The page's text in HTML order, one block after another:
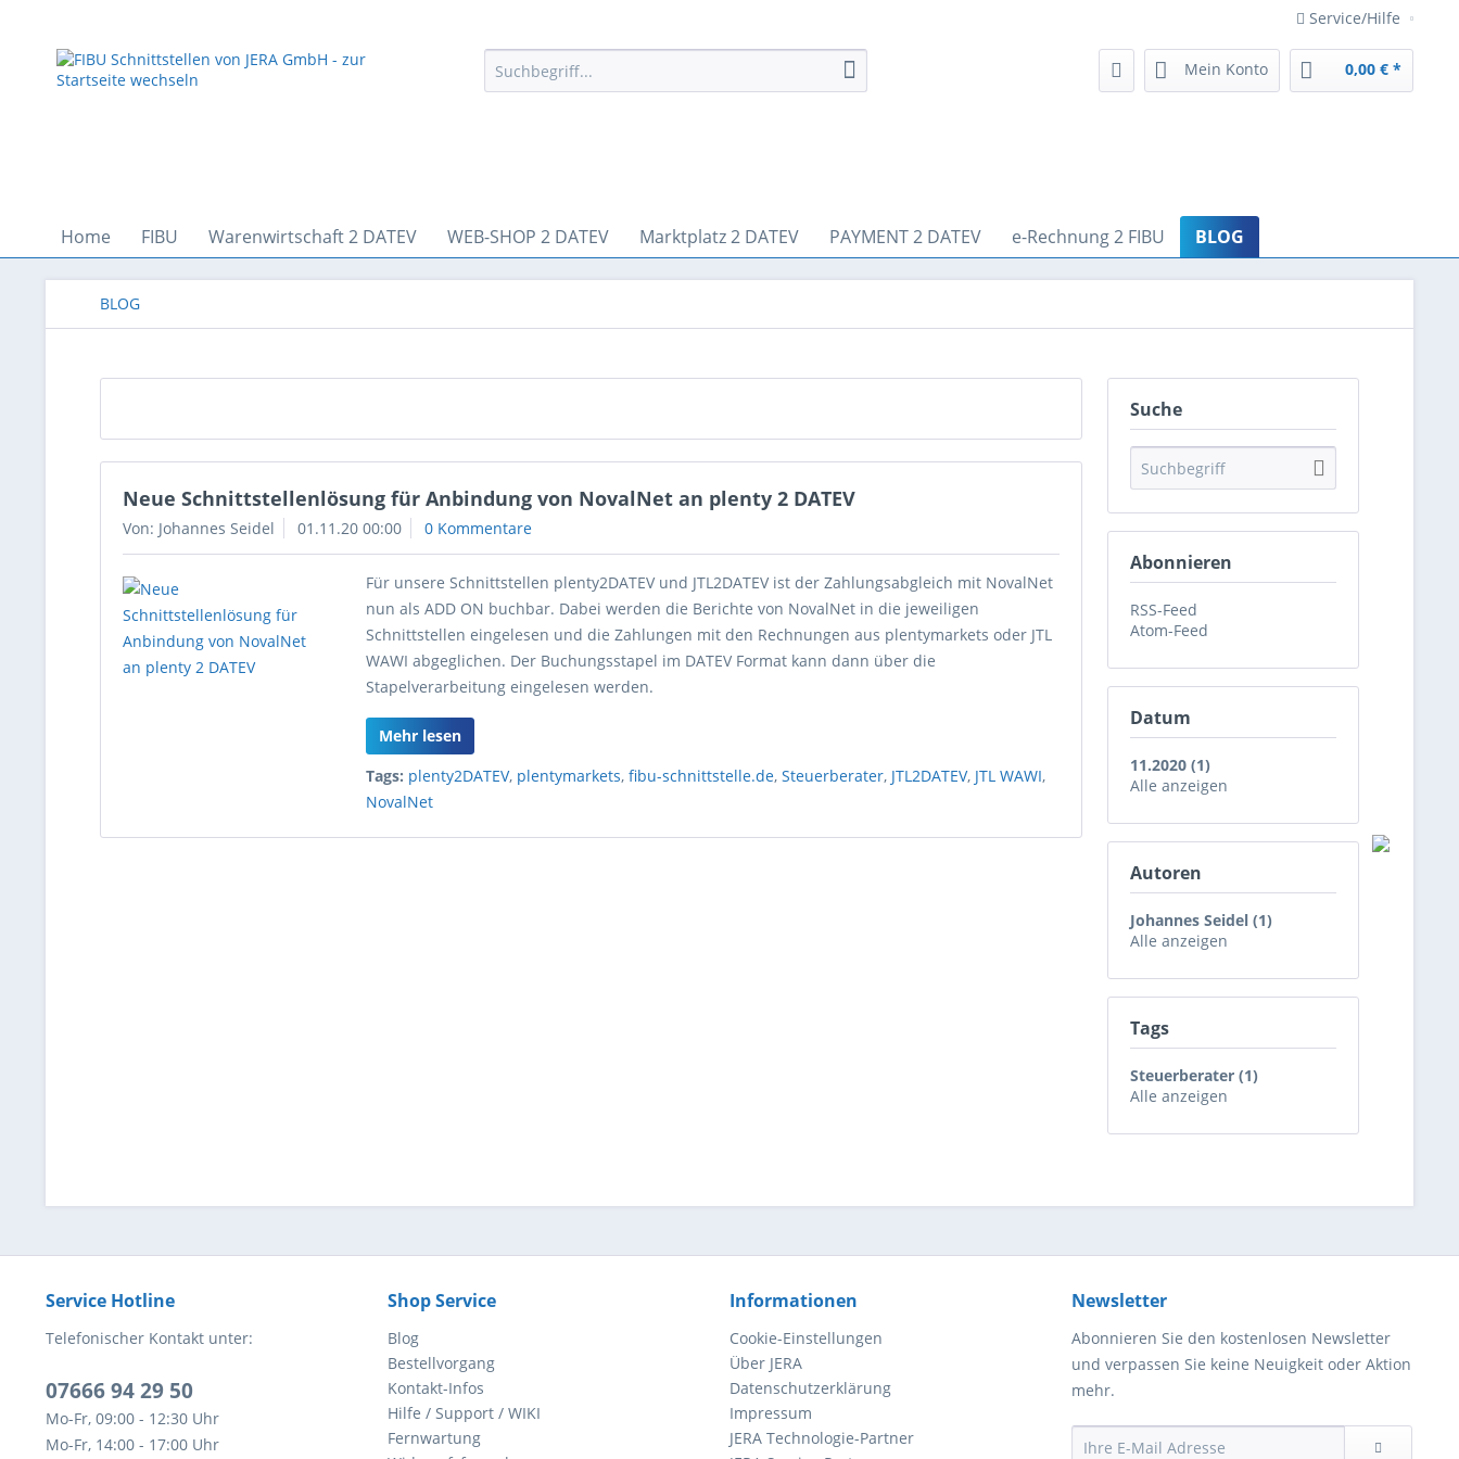
Service/Hilfe
Mein Konto 0,00 € *
Home FIBU Warenwirtschaft 2 DATEV WEB-SHOP 2 DATEV Marktplatz 2 DATEV PAYMENT 2 DATEV e-Rechnung 2 FIBU BLOG
BLOG
Suche
Abonnieren
RSS-Feed
Atom-Feed
Datum
11.2020 (1)
Alle anzeigen
Autoren
Johannes Seidel (1)
Alle anzeigen
Tags
Steuerberater (1)
Alle anzeigen
Neue Schnittstellenlösung für Anbindung von NovalNet an plenty 2 DATEV
Von: Johannes Seidel 01.11.20 00:00 0 Kommentare
Für unsere Schnittstellen plenty2DATEV und JTL2DATEV ist der Zahlungsabgleich mit NovalNet
nun als ADD ON buchbar. Dabei werden die Berichte von NovalNet in die jeweiligen
Schnittstellen eingelesen und die Zahlungen mit den Rechnungen aus plentymarkets oder JTL
WAWI abgeglichen. Der Buchungsstapel im DATEV Format kann dann über die
Stapelverarbeitung eingelesen werden.
Mehr lesen
Tags: plenty2DATEV, plentymarkets,fibu-schnittstelle.de,Steuerberater, JTL2DATEV, JTL WAWI,
NovalNet
Service Hotline
Telefonischer Kontakt unter:
07666 94 29 50
Mo-Fr, 09:00 - 12:30 Uhr
Mo-Fr, 14:00 - 17:00 Uhr
Shop Service
Blog
Bestellvorgang
Kontakt-Infos
Hilfe / Support / WIKI
Fernwartung
Informationen
Cookie-Einstellungen
Über JERA
Datenschutzerklärung
Impressum
JERA Technologie-Partner
Newsletter
Abonnieren Sie den kostenlosen Newsletter
und verpassen Sie keine Neuigkeit oder Aktion
mehr.